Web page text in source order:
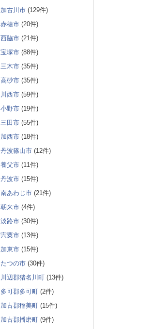
加古川市 (129件)
赤穂市 (20件)
西脇市 (21件)
宝塚市 (88件)
三木市 (35件)
高砂市 (35件)
川西市 (59件)
小野市 (19件)
三田市 (55件)
加西市 (18件)
丹波篠山市 (12件)
養父市 (11件)
丹波市 (15件)
南あわじ市 (21件)
朝来市 (4件)
淡路市 (30件)
宍粟市 (13件)
加東市 (15件)
たつの市 (30件)
川辺郡猪名川町 (13件)
多可郡多可町 (2件)
加古郡稲美町 (15件)
加古郡播磨町 (9件)